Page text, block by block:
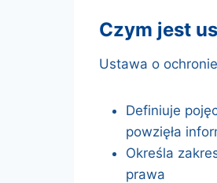
czym jest
Ustawa o
Definiuje
powzięła
Określa
prawa